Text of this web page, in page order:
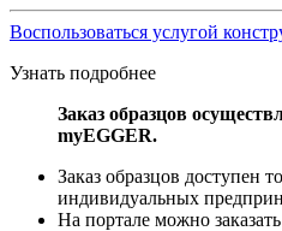
Воспользоваться услугой
Узнать подробнее
Заказ образцов
myEGGER.
Заказ образцов доступен
индивидуальных
На портале можно